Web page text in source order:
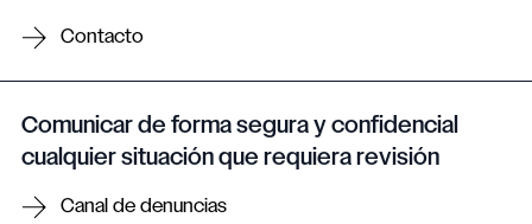
Contacto
Comunicar de forma segura y confidencial
cualquier situación que requiera revisión
Canal de denuncias